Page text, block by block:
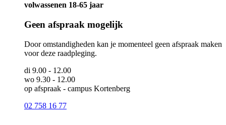
volwassenen 18-65 jaar
Geen afspraak mogelijk
Door omstandigheden kan je momenteel geen afspraak maken
voor deze raadpleging.
di 9.00 - 12.00
wo 9.30 - 12.00
op afspraak - campus Kortenberg
02 758 16 77